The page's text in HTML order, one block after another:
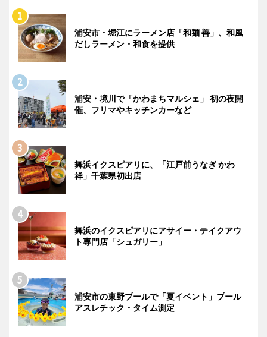
浦安市・堀江にラーメン店「和麺 善」、和風
だしラーメン・和食を提供
浦安・境川で「かわまちマルシェ」 初の夜開
催、フリマやキッチンカーなど
舞浜イクスピアリに、「江戸前うなぎ かわ
祥」千葉県初出店
舞浜のイクスピアリにアサイー・テイクアウ
ト専門店「シュガリー」
浦安市の東野プールで「夏イベント」プール
アスレチック・タイム測定